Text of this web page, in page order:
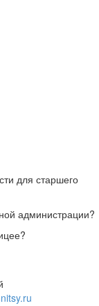
для старшего
администрации?